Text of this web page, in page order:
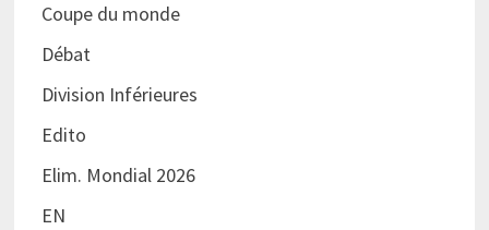
Coupe du monde
Débat
Division Inférieures
Edito
Elim. Mondial 2026
EN